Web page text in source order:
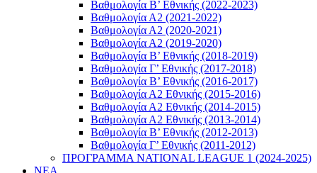
Βαθμολογία Β’ Εθνικής (2022-2023)
Βαθμολογία Α2 (2021-2022)
Βαθμολογία Α2 (2020-2021)
Βαθμολογία Α2 (2019-2020)
Βαθμολογία B’ Εθνικής (2018-2019)
Βαθμολογία Γ’ Εθνικής (2017-2018)
Βαθμολογία Β’ Εθνικής (2016-2017)
Βαθμολογία Α2 Εθνικής (2015-2016)
Βαθμολογία Α2 Εθνικής (2014-2015)
Βαθμολογία Α2 Εθνικής (2013-2014)
Βαθμολογία Β’ Εθνικής (2012-2013)
Βαθμολογία Γ’ Εθνικής (2011-2012)
ΠΡΟΓΡΑΜΜΑ NATIONAL LEAGUE 1 (2024-2025)
ΝΕΑ